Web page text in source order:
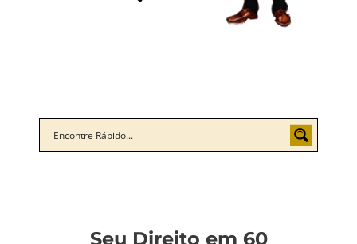
Seu Direito em 60